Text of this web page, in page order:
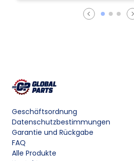
Geschäftsordnung
Datenschutzbestimmungen
Garantie und Rückgabe
FAQ
Alle Produkte